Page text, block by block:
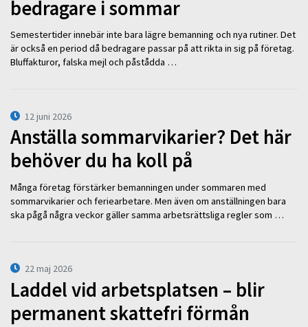
bedragare i sommar
Semestertider innebär inte bara lägre bemanning och nya rutiner. Det
är också en period då bedragare passar på att rikta in sig på företag.
Bluffakturor, falska mejl och påstådda …
12 juni 2026
Anställa sommarvikarier? Det här
behöver du ha koll på
Många företag förstärker bemanningen under sommaren med
sommarvikarier och feriearbetare. Men även om anställningen bara
ska pågå några veckor gäller samma arbetsrättsliga regler som …
22 maj 2026
Laddel vid arbetsplatsen – blir
permanent skattefri förmån